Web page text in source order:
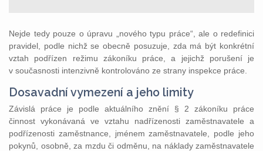
Nejde tedy pouze o úpravu „nového typu práce“, ale o redefinici
pravidel, podle nichž se obecně posuzuje, zda má být konkrétní
vztah podřízen režimu zákoníku práce, a jejichž porušení je
v současnosti intenzivně kontrolováno ze strany inspekce práce.
Dosavadní vymezení a jeho limity
Závislá práce je podle aktuálního znění § 2 zákoníku práce
činnost vykonávaná ve vztahu nadřízenosti zaměstnavatele a
podřízenosti zaměstnance, jménem zaměstnavatele, podle jeho
pokynů, osobně, za mzdu či odměnu, na náklady zaměstnavatele